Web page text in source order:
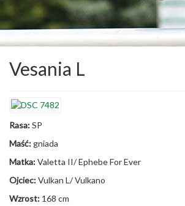
Vesania L
Rasa:SP
Maść: gniada
Matka:Valetta II/ Ephebe For Ever
Ojciec:Vulkan L/ Vulkano
Wzrost: 168 cm